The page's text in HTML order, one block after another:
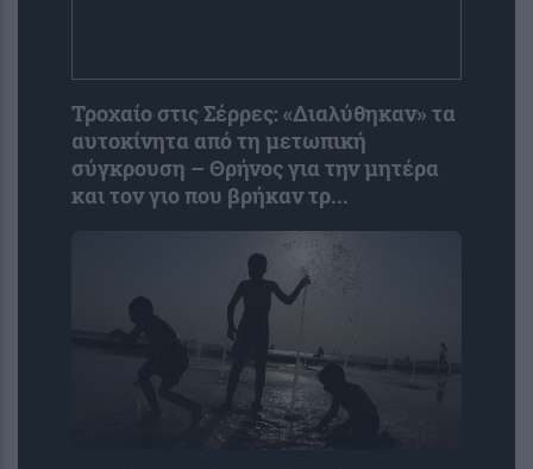
Τροχαίο στις Σέρρες: «Διαλύθηκαν» τα
αυτοκίνητα από τη μετωπική
σύγκρουση – Θρήνος για την μητέρα
και τον γιο που βρήκαν τρ...